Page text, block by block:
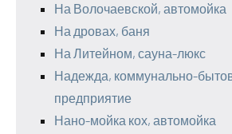
На Волочаевской, автомойка
На дровах, баня
На Литейном, сауна-люкс
Надежда, коммунально-
предприятие
Нано-мойка кох, автомойка